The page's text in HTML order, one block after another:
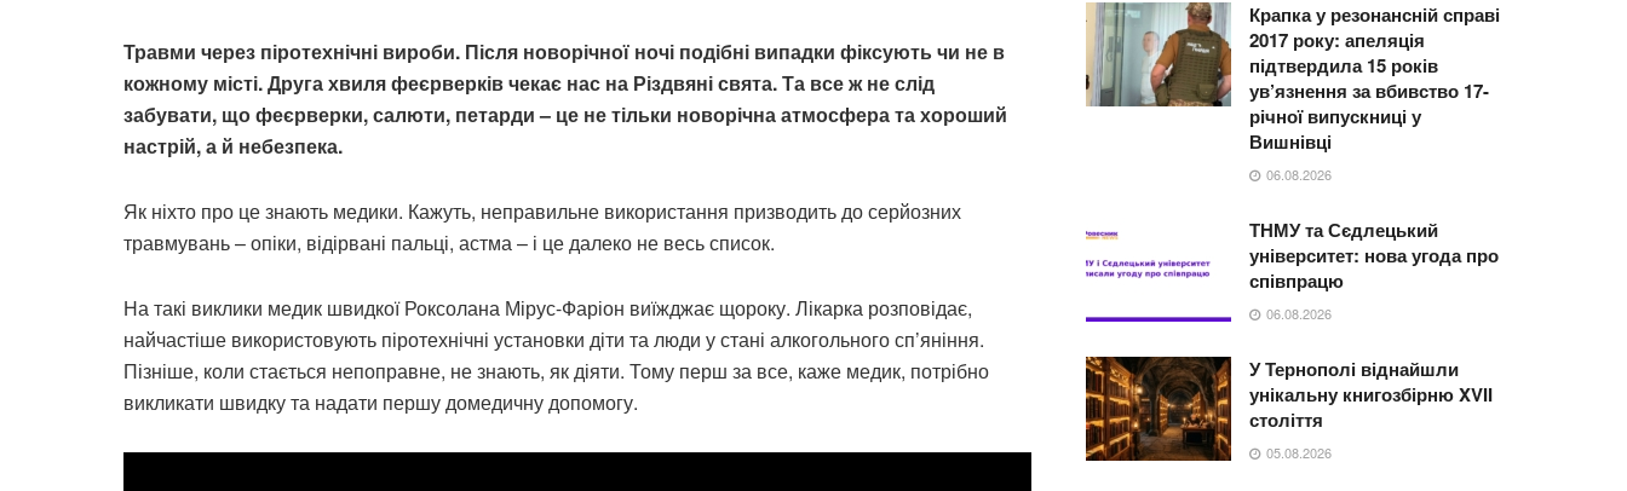
Травми через піротехнічні вироби. Після новорічної ночі подібні випадки фіксують чи не в
кожному місті. Друга хвиля феєрверків чекає нас на Різдвяні свята. Та все ж не слід
забувати, що феєрверки, салюти, петарди – це не тільки новорічна атмосфера та хороший
настрій, а й небезпека.
Як ніхто про це знають медики. Кажуть, неправильне використання призводить до серйозних
травмувань – опіки, відірвані пальці, астма – і це далеко не весь список.
На такі виклики медик швидкої Роксолана Мірус-Фаріон виїжджає щороку. Лікарка розповідає,
найчастіше використовують піротехнічні установки діти та люди у стані алкогольного сп’яніння.
Пізніше, коли стається непоправне, не знають, як діяти. Тому перш за все, каже медик, потрібно
викликати швидку та надати першу домедичну допомогу.
Крапка у резонансній справі
2017 року: апеляція
підтвердила 15 років
ув’язнення за вбивство 17-
річної випускниці у
Вишнівці
06.08.2026
ТНМУ та Сєдлецький
університет: нова угода про
співпрацю
06.08.2026
У Тернополі віднайшли
унікальну книгозбірню XVII
століття
05.08.2026